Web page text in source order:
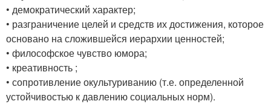
• демократический характер;
• разграничение целей и средств их достижения, которое
основано на сложившейся иерархии ценностей;
• философское чувство юмора;
• креативность ;
• сопротивление окультуриванию (т.е. определенной
устойчивостью к давлению социальных норм).